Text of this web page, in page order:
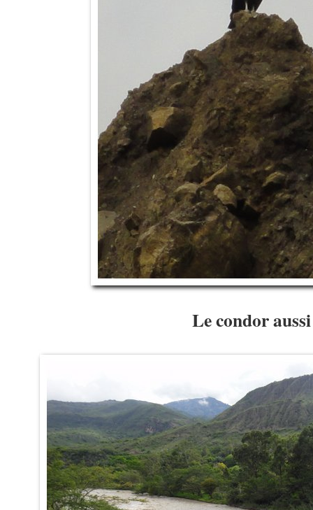
Le condor aussi